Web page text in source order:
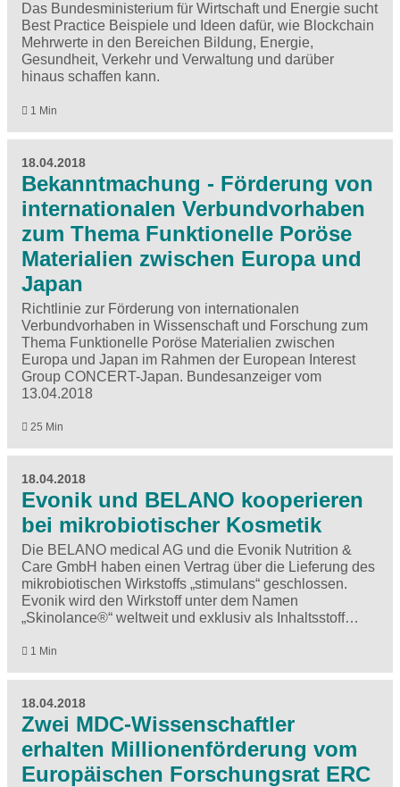
Das Bundesministerium für Wirtschaft und Energie sucht
Best Practice Beispiele und Ideen dafür, wie Blockchain
Mehrwerte in den Bereichen Bildung, Energie,
Gesundheit, Verkehr und Verwaltung und darüber
hinaus schaffen kann.
1 Min
18.04.2018
Bekanntmachung - Förderung von
internationalen Verbundvorhaben
zum Thema Funktionelle Poröse
Materialien zwischen Europa und
Japan
Richtlinie zur Förderung von internationalen
Verbundvorhaben in Wissenschaft und Forschung zum
Thema Funktionelle Poröse Materialien zwischen
Europa und Japan im Rahmen der European Interest
Group CONCERT-Japan. Bundesanzeiger vom
13.04.2018
25 Min
18.04.2018
Evonik und BELANO kooperieren
bei mikrobiotischer Kosmetik
Die BELANO medical AG und die Evonik Nutrition &
Care GmbH haben einen Vertrag über die Lieferung des
mikrobiotischen Wirkstoffs „stimulans“ geschlossen.
Evonik wird den Wirkstoff unter dem Namen
„Skinolance®“ weltweit und exklusiv als Inhaltsstoff…
1 Min
18.04.2018
Zwei MDC-Wissenschaftler
erhalten Millionenförderung vom
Europäischen Forschungsrat ERC